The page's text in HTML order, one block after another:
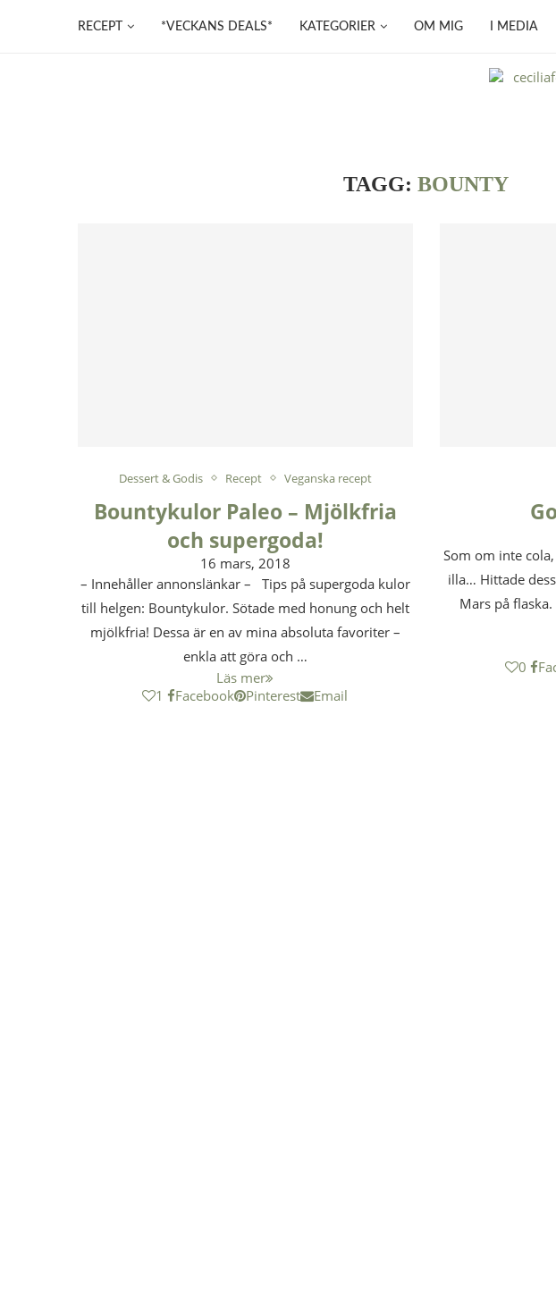
RECEPT *VECKANS DEALS* KATEGORIER OM MIG I MEDIA
TAGG:BOUNTY
Dessert & Godis Recept Veganska recept
Bountykulor Paleo – Mjölkfria
och supergoda!
16 mars, 2018
– Innehåller annonslänkar – Tips på supergoda kulor
till helgen: Bountykulor. Sötade med honung och helt
mjölkfria! Dessa är en av mina absoluta favoriter –
enkla att göra och …
Läs mer
1
Facebook Pinterest Email
Som om inte
illa… Hittade
Mars på
0